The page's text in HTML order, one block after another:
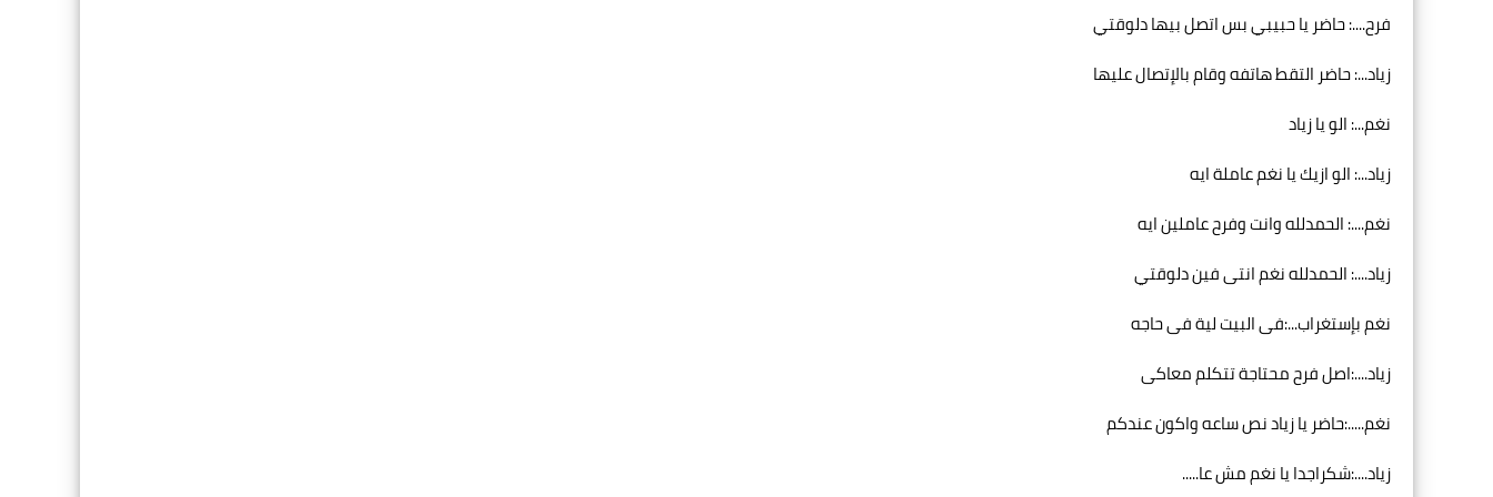
فرح....: حاضر يا حبيبي بس اتصل بيها دلوقتي
زياد...: حاضر التقط هاتفه وقام بالإتصال عليها
نغم...: الو يا زياد
زياد...: الو ازيك يا نغم عاملة ايه
نغم....: الحمدلله وانت وفرح عاملين ايه
زياد....: الحمدلله نغم انتى فين دلوقتي
نغم بإستغراب...:فى البيت لية فى حاجه
زياد....:اصل فرح محتاجة تتكلم معاكى
نغم.....:حاضر يا زياد نص ساعه واكون عندكم
زياد....:شكراجدا يا نغم مش عا.....